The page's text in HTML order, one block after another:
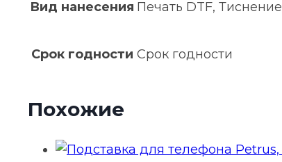
Вид нанесения Печать DTF, Тиснение
Срок годности Срок годности
Похожие